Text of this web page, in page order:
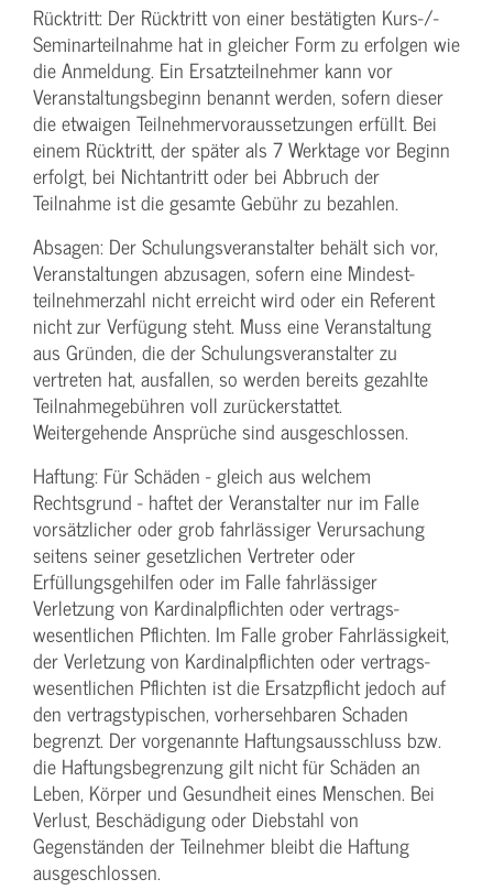
Rücktritt: Der Rücktritt von einer bestätigten Kurs-/­
Seminarteilnahme hat in gleicher Form zu erfolgen wie
die Anmeldung. Ein Ersatzteilnehmer kann vor
Veranstaltungs­beginn benannt werden, sofern dieser
die etwaigen Teilnehmer­voraussetzungen erfüllt. Bei
einem Rücktritt, der später als 7 Werktage vor Beginn
erfolgt, bei Nichtantritt oder bei Abbruch der
Teilnahme ist die gesamte Gebühr zu bezahlen.
Absagen: Der Schulungs­veranstalter behält sich vor,
Veranstaltungen abzusagen, sofern eine Mindest­
teilnehmerzahl nicht erreicht wird oder ein Referent
nicht zur Verfügung steht. Muss eine Veranstaltung
aus Gründen, die der Schulungs­veranstalter zu
vertreten hat, ausfallen, so werden bereits gezahlte
Teilnahme­gebühren voll zurückerstattet.
Weitergehende Ansprüche sind ausgeschlossen.
Haftung: Für Schäden - gleich aus welchem
Rechtsgrund - haftet der Veranstalter nur im Falle
vorsätzlicher oder grob fahrlässiger Verursachung
seitens seiner gesetzlichen Vertreter oder
Erfüllungsgehilfen oder im Falle fahrlässiger
Verletzung von Kardinalpflichten oder vertrags­
wesentlichen Pflichten. Im Falle grober Fahrlässigkeit,
der Verletzung von Kardinalpflichten oder vertrags­
wesentlichen Pflichten ist die Ersatzpflicht jedoch auf
den vertragstypischen, vorhersehbaren Schaden
begrenzt. Der vorgenannte Haftungs­ausschluss bzw.
die Haftungs­begrenzung gilt nicht für Schäden an
Leben, Körper und Gesundheit eines Menschen. Bei
Verlust, Beschädigung oder Diebstahl von
Gegenständen der Teilnehmer bleibt die Haftung
ausgeschlossen.